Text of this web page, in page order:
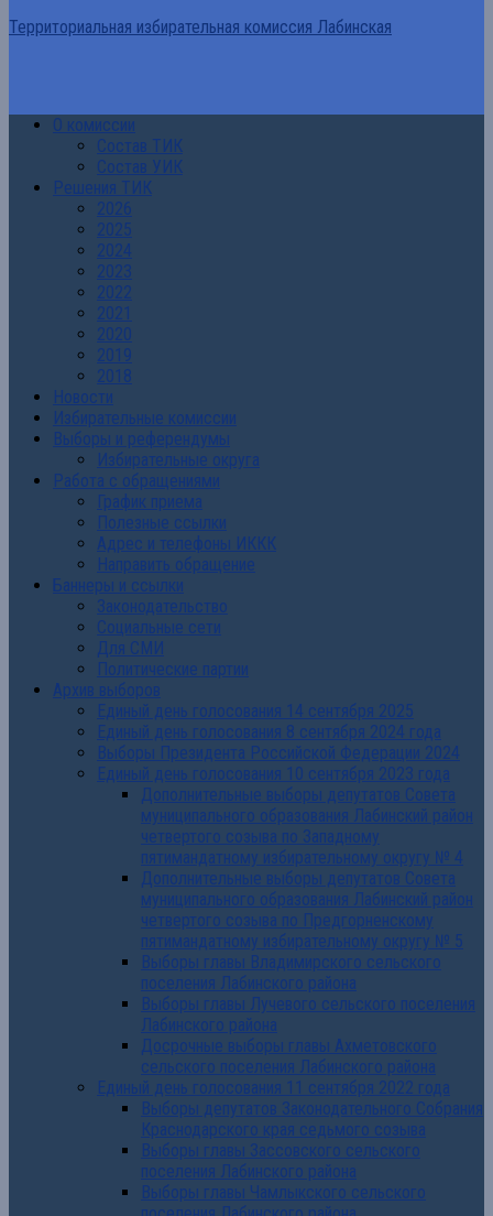
Территориальная избирательная комиссия Лабинская
О комиссии
Состав ТИК
Состав УИК
Решения ТИК
2026
2025
2024
2023
2022
2021
2020
2019
2018
Новости
Избирательные комиссии
Выборы и референдумы
Избирательные округа
Работа с обращениями
График приема
Полезные ссылки
Адрес и телефоны ИККК
Направить обращение
Баннеры и ссылки
Законодательство
Социальные сети
Для СМИ
Политические партии
Архив выборов
Единый день голосования 14 сентября 2025
Единый день голосования 8 сентября 2024 года
Выборы Президента Российской Федерации 2024
Единый день голосования 10 сентября 2023 года
Дополнительные выборы депутатов Совета
муниципального образования Лабинский район
четвертого созыва по Западному
пятимандатному избирательному округу № 4
Дополнительные выборы депутатов Совета
муниципального образования Лабинский район
четвертого созыва по Предгорненскому
пятимандатному избирательному округу № 5
Выборы главы Владимирского сельского
поселения Лабинского района
Выборы главы Лучевого сельского поселения
Лабинского района
Досрочные выборы главы Ахметовского
сельского поселения Лабинского района
Единый день голосования 11 сентября 2022 года
Выборы депутатов Законодательного Собрания
Краснодарского края седьмого созыва
Выборы главы Зассовского сельского
поселения Лабинского района
Выборы главы Чамлыкского сельского